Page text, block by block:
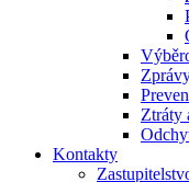
Ztráty
Kontakty